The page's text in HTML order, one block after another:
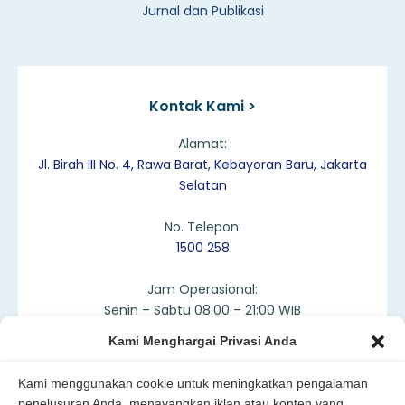
Kami Menghargai Privasi Anda
Kami menggunakan cookie untuk meningkatkan pengalaman
Jurnal dan Publikasi
Kontak Kami >
Alamat:
Jl. Birah III No. 4, Rawa Barat, Kebayoran Baru, Jakarta
Selatan
No. Telepon:
1500 258
Jam Operasional:
Senin – Sabtu 08:00 – 21:00 WIB